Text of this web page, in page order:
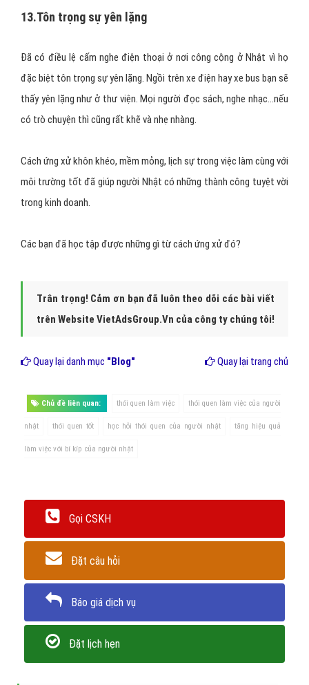
13.Tôn trọng sự yên lặng
Đã có điều lệ cấm nghe điện thoại ở nơi công cộng ở Nhật vì họ
đặc biệt tôn trọng sự yên lặng. Ngồi trên xe điện hay xe bus bạn sẽ
thấy yên lặng như ở thư viện. Mọi người đọc sách, nghe nhạc…nếu
có trò chuyện thì cũng rất khẽ và nhẹ nhàng.
Cách ứng xử khôn khéo, mềm mỏng, lịch sự trong việc làm cùng với
môi trường tốt đã giúp người Nhật có những thành công tuyệt vời
trong kinh doanh.
Các bạn đã học tập được những gì từ cách ứng xử đó?
Trân trọng! Cảm ơn bạn đã luôn theo dõi các bài viết
trên Website VietAdsGroup.Vn của công ty chúng tôi!
Quay lại danh mục "Blog" Quay lại trang chủ
Chủ đề liên quan: thói quen làm việc thói quen làm việc của người
nhật thói quen tốt học hỏi thói quen của người nhật tăng hiệu quả
làm việc với bí kíp của người nhật
Gọi CSKH
Đặt câu hỏi
Báo giá dịch vụ
Đặt lịch hẹn